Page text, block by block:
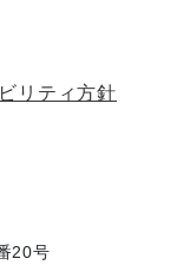
リティ方針
20号